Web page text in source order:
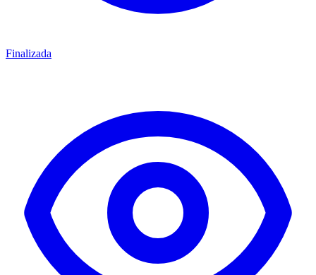
Finalizada